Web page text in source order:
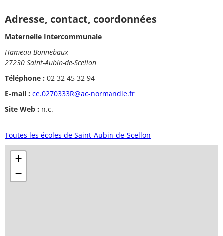
Adresse, contact, coordonnées
Maternelle Intercommunale
Hameau Bonnebaux
27230 Saint-Aubin-de-Scellon
Téléphone : 02 32 45 32 94
E-mail : ce.0270333R@ac-normandie.fr
Site Web : n.c.
Toutes les écoles de Saint-Aubin-de-Scellon
+
−